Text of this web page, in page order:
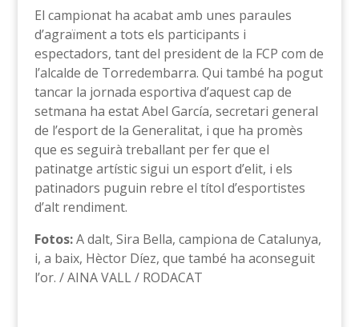
El campionat ha acabat amb unes paraules
d’agraïment a tots els participants i
espectadors, tant del president de la FCP com de
l’alcalde de Torredembarra. Qui també ha pogut
tancar la jornada esportiva d’aquest cap de
setmana ha estat Abel García, secretari general
de l’esport de la Generalitat, i que ha promès
que es seguirà treballant per fer que el
patinatge artístic sigui un esport d’elit, i els
patinadors puguin rebre el títol d’esportistes
d’alt rendiment.
Fotos:A dalt, Sira Bella, campiona de Catalunya,
i, a baix, Hèctor Díez, que també ha aconseguit
l’or. / AINA VALL / RODACAT